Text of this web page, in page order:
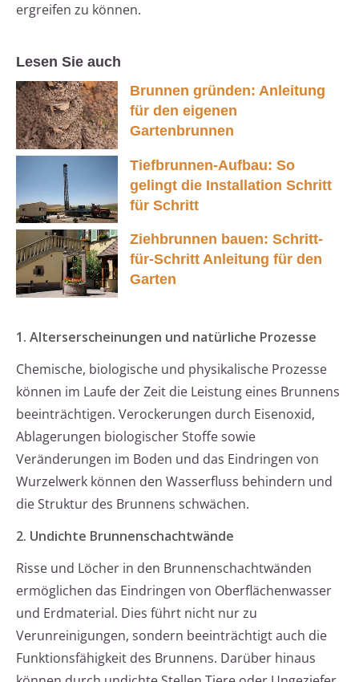
ergreifen zu können.
Lesen Sie auch
Brunnen gründen: Anleitung
für den eigenen
Gartenbrunnen
Tiefbrunnen-Aufbau: So
gelingt die Installation Schritt
für Schritt
Ziehbrunnen bauen: Schritt-
für-Schritt Anleitung für den
Garten
1. Alterserscheinungen und natürliche Prozesse
Chemische, biologische und physikalische Prozesse
können im Laufe der Zeit die Leistung eines Brunnens
beeinträchtigen. Verockerungen durch Eisenoxid,
Ablagerungen biologischer Stoffe sowie
Veränderungen im Boden und das Eindringen von
Wurzelwerk können den Wasserfluss behindern und
die Struktur des Brunnens schwächen.
2. Undichte Brunnenschachtwände
Risse und Löcher in den Brunnenschachtwänden
ermöglichen das Eindringen von Oberflächenwasser
und Erdmaterial. Dies führt nicht nur zu
Verunreinigungen, sondern beeinträchtigt auch die
Funktionsfähigkeit des Brunnens. Darüber hinaus